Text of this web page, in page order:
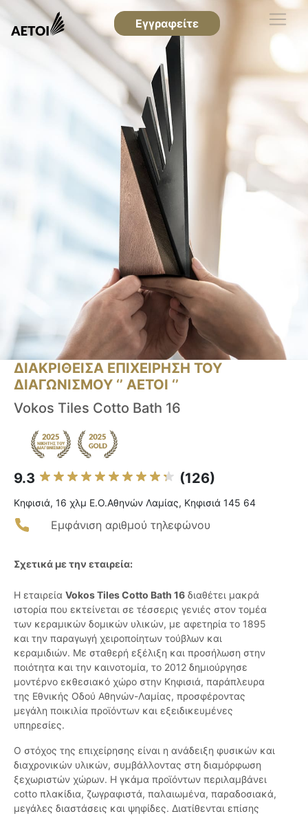
Εγγραφείτε
ΔΙΑΚΡΙΘΕΙΣΑ ΕΠΙΧΕΙΡΗΣΗ ΤΟΥ
ΔΙΑΓΩΝΙΣΜΟΥ ‘’ ΑΕΤΟΙ ‘’
Vokos Tiles Cotto Bath 16
9.3 (126)
Κηφισιά, 16 χλμ Ε.Ο.Αθηνών Λαμίας, Κηφισιά 145 64
Εμφάνιση αριθμού τηλεφώνου
Σχετικά με την εταιρεία:
Η εταιρεία Vokos Tiles Cotto Bath 16 διαθέτει μακρά
ιστορία που εκτείνεται σε τέσσερις γενιές στον τομέα
των κεραμικών δομικών υλικών, με αφετηρία το 1895
και την παραγωγή χειροποίητων τούβλων και
κεραμιδιών. Με σταθερή εξέλιξη και προσήλωση στην
ποιότητα και την καινοτομία, το 2012 δημιούργησε
μοντέρνο εκθεσιακό χώρο στην Κηφισιά, παράπλευρα
της Εθνικής Οδού Αθηνών-Λαμίας, προσφέροντας
μεγάλη ποικιλία προϊόντων και εξειδικευμένες
υπηρεσίες.
Ο στόχος της επιχείρησης είναι η ανάδειξη φυσικών και
διαχρονικών υλικών, συμβάλλοντας στη διαμόρφωση
ξεχωριστών χώρων. Η γκάμα προϊόντων περιλαμβάνει
cotto πλακίδια, ζωγραφιστά, παλαιωμένα, παραδοσιακά,
μεγάλες διαστάσεις και ψηφίδες. Διατίθενται επίσης